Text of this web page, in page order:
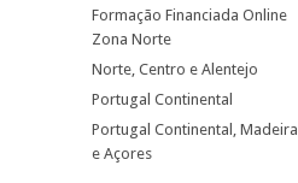
Formação Financiada Online
Zona Norte
Norte, Centro e Alentejo
Portugal Continental
Portugal Continental, Madeira
e Açores